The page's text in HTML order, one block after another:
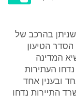
שניתן בהרכב של
הטיעון
המדינה
העתירות
ובענין אחד
התיירות נדחו